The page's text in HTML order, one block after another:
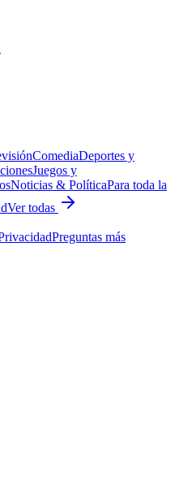
ComediaDeportes y
Juegos y
Noticias & PolíticaPara toda la
Ver todas
Preguntas más